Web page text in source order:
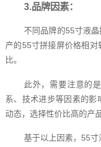
3.品牌因素：
不同品牌的55寸液
产的55寸拼接屏价格相
比。
此外，需要注意的
系、技术进步等因素的
动态，选择性价比高的产品
基于以上因素，55